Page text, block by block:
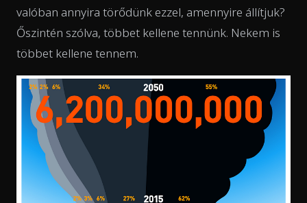
valóban annyira törődünk ezzel, amennyire állítjuk?
Őszintén szólva, többet kellene tennünk. Nekem is
többet kellene tennem.